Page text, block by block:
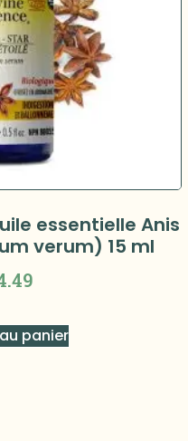
essentielle Anis
verum) 15 ml
panier